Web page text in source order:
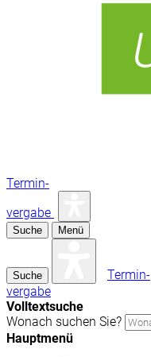
Termin-
vergabe
Suche Menü
Suche
Termin-
vergabe
Volltextsuche
Wonach suchen Sie?
Hauptmenü